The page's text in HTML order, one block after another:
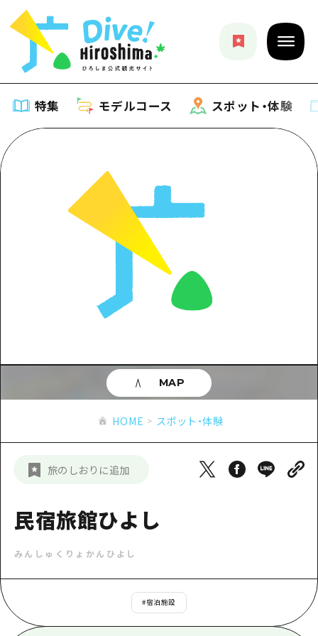
特集 モデルコース スポット・体験
特集一覧
おすすめ
アート
イベント・祭り
グルメ・酒
ショッピング
スポーツ
ナイトライフ
定番
モデルコース
モデルコース一覧
Dive! Hiroshima 公式ガイド
広島もしもトラベル
あたらしい非日常
安芸
備北
芸北
山口県東部
弾丸
日帰り
スポット・体験
スポット・体験一覧
広島市周辺
備後
備北
芸北
山口県東部
愛媛県
島根県
イベント
お役立ち情報
お役立ち情報一覧
アクセス
お得な周遊チケット
HIROSHIMA FREE Wi-Fi
観光案内所
新着情報
事業者・学校関係者の皆さま
HOME スポット・体験
旅のしおりに追加
民宿旅館ひよし
みんしゅくりょかんひよし
#宿泊施設
MAP